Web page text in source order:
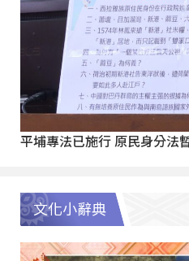
平埔專法已施行 原民身分法
文化小辭典